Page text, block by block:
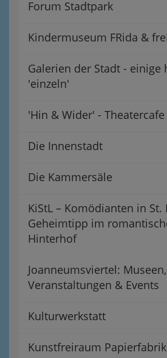
Forum Stadtpark
Kindermuseum FRida &
Galerien der Stadt - einige
'einzeln'
'Hin & Wider' - Theatercafe
Die Innenstadt
Die Kammersäle
KiStL – Komödianten in St.
Geheimtipp im
Hinterhof
Joanneumsviertel:
Veranstaltungen & Events
Kulturwerkstatt
Kunstfreiraum Papierfabrik